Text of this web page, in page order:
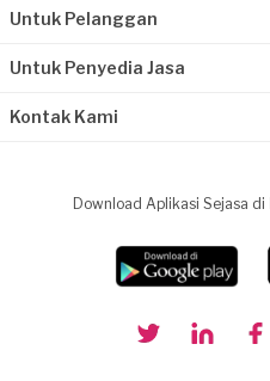
Untuk Pelanggan
Untuk Penyedia Jasa
Kontak Kami
Download Aplikasi Sejasa di